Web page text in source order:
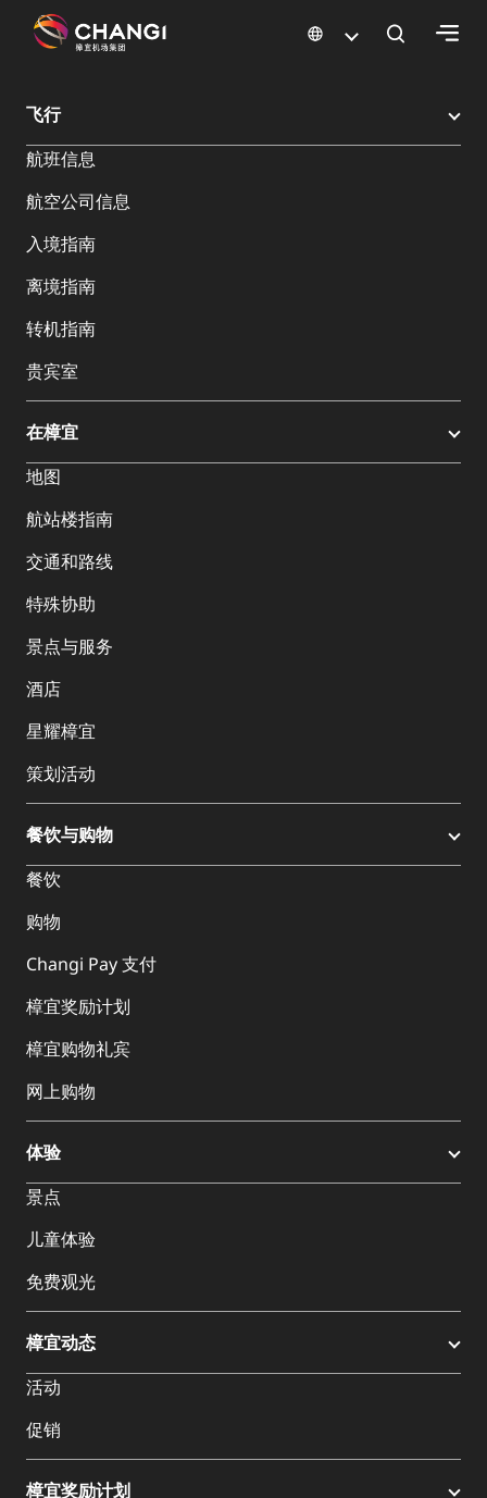
有
宜
网
选
语
言:
樟宜机场 樟宜机场餐饮与购物 樟宜机场购物指南 购物详情
飞行
航班信息
航空公司信息
入境指南
离境指南
转机指南
贵宾室
在樟宜
地图
航站楼指南
交通和路线
特殊协助
景点与服务
酒店
星耀樟宜
策划活动
餐饮与购物
餐饮
购物
Changi Pay 支付
樟宜奖励计划
樟宜购物礼宾
网上购物
体验
景点
儿童体验
免费观光
樟宜动态
活动
促销
樟宜奖励计划